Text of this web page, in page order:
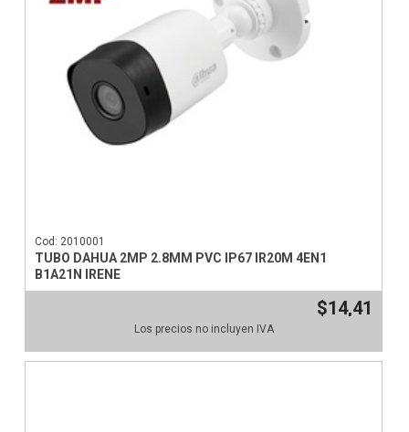
Cod: 2010001
TUBO DAHUA 2MP 2.8MM PVC IP67 IR20M 4EN1
B1A21N IRENE
$14,41
Los precios no incluyen IVA